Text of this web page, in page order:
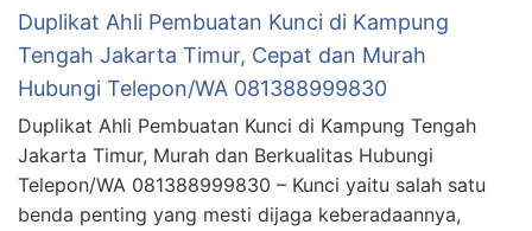
Duplikat Ahli Pembuatan Kunci di Kampung
Tengah Jakarta Timur, Cepat dan Murah
Hubungi Telepon/WA 081388999830
Duplikat Ahli Pembuatan Kunci di Kampung Tengah
Jakarta Timur, Murah dan Berkualitas Hubungi
Telepon/WA 081388999830 – Kunci yaitu salah satu
benda penting yang mesti dijaga keberadaannya,